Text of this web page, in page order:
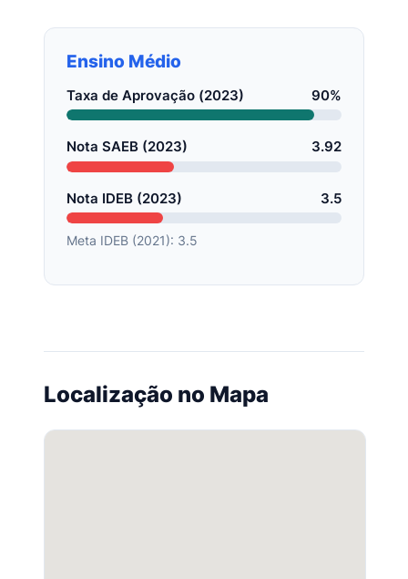
Ensino Médio
Taxa de Aprovação (2023) 90%
Nota SAEB (2023) 3.92
Nota IDEB (2023) 3.5
Meta IDEB (2021): 3.5
Localização no Mapa